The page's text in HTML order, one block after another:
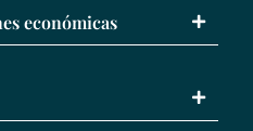
económicas